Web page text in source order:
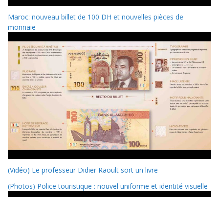
Maroc: nouveau billet de 100 DH et nouvelles pièces de
monnaie
(Vidéo) Le professeur Didier Raoult sort un livre
(Photos) Police touristique : nouvel uniforme et identité visuelle